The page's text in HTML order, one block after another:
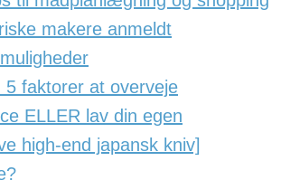
makere anmeldt
5 faktorer at overveje
ELLER lav din egen
high-end japansk kniv]